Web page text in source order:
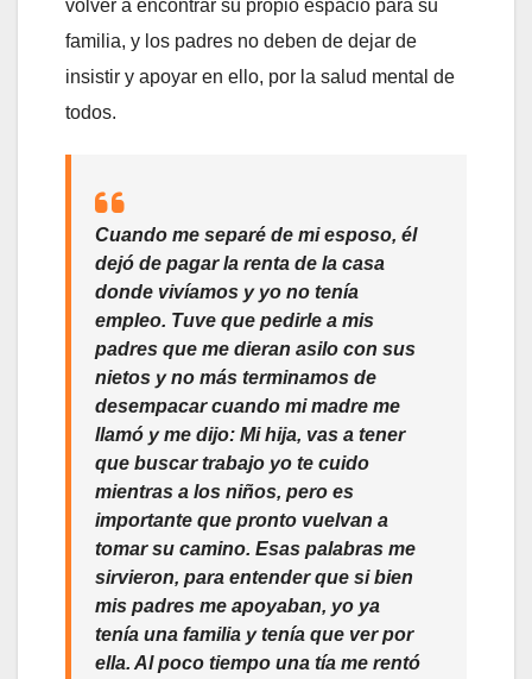
volver a encontrar su propio espacio para su
familia, y los padres no deben de dejar de
insistir y apoyar en ello, por la salud mental de
todos.
Cuando me separé de mi esposo, él
dejó de pagar la renta de la casa
donde vivíamos y yo no tenía
empleo. Tuve que pedirle a mis
padres que me dieran asilo con sus
nietos y no más terminamos de
desempacar cuando mi madre me
llamó y me dijo: Mi hija, vas a tener
que buscar trabajo yo te cuido
mientras a los niños, pero es
importante que pronto vuelvan a
tomar su camino. Esas palabras me
sirvieron, para entender que si bien
mis padres me apoyaban, yo ya
tenía una familia y tenía que ver por
ella. Al poco tiempo una tía me rentó